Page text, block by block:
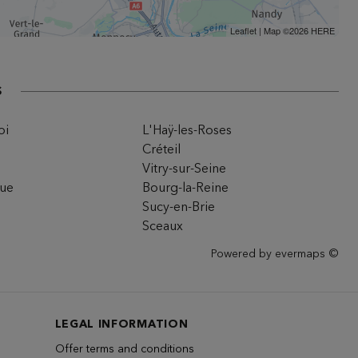
Leaflet| Map ©2026 HERE
L'Haÿ-les-Roses
Créteil
Vitry-sur-Seine
Bourg-la-Reine
Sucy-en-Brie
Sceaux
Powered by evermaps ©
LEGAL INFORMATION
Offer terms and conditions